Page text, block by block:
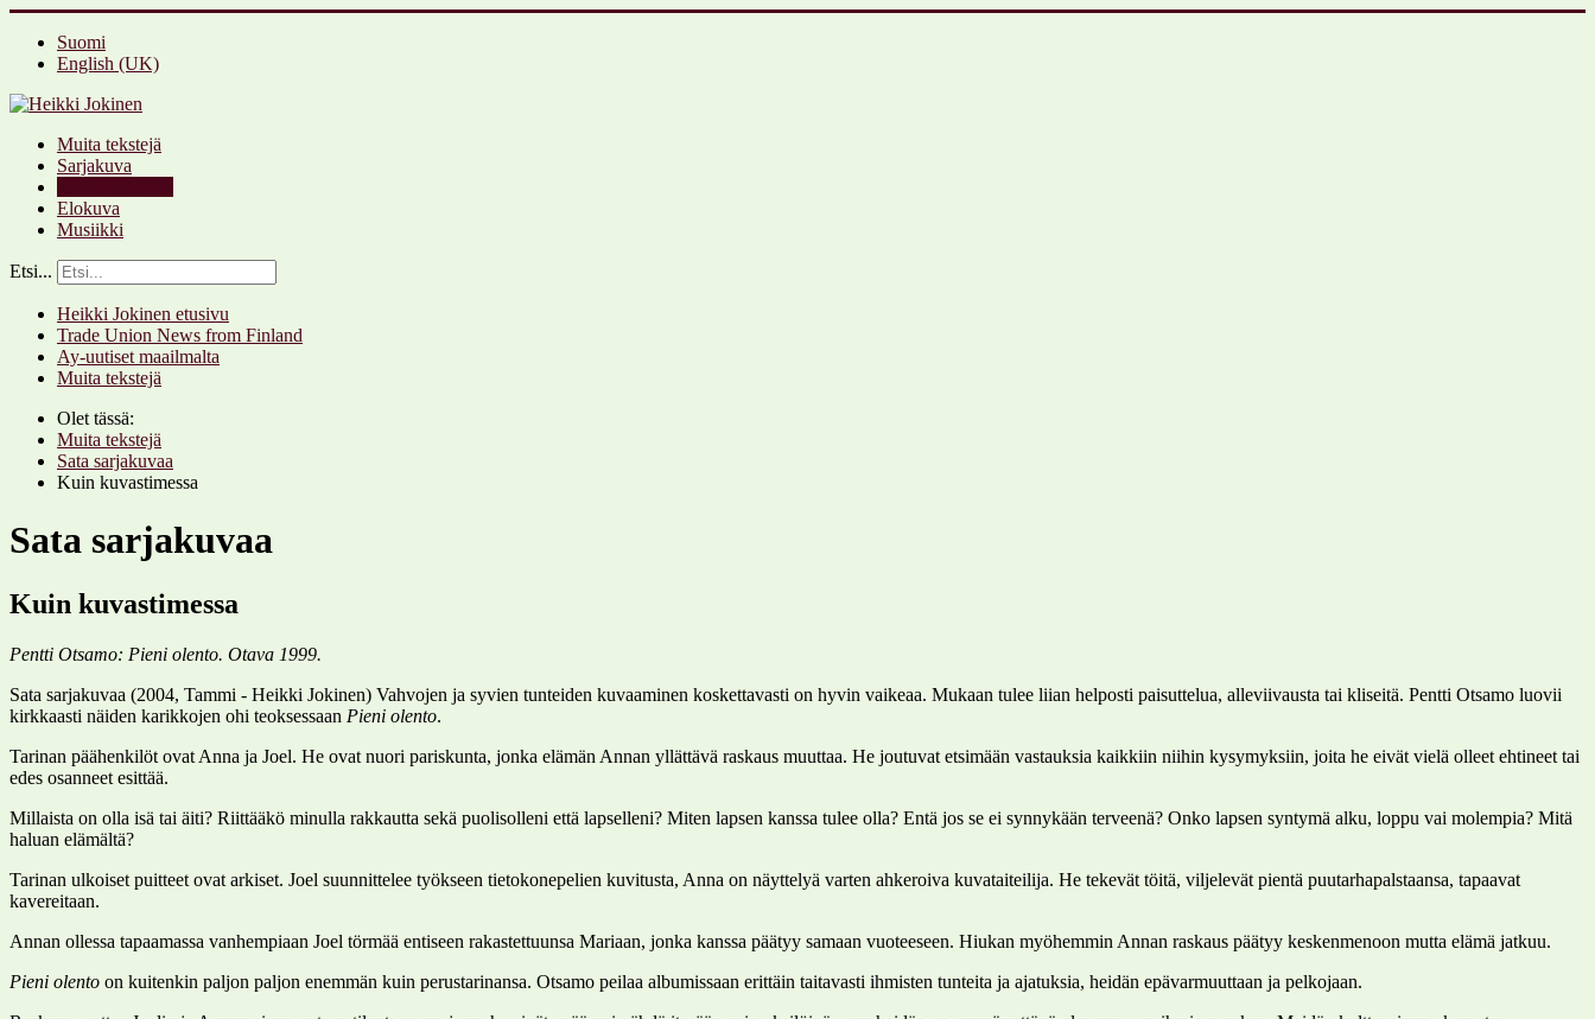
Suomi
English (UK)
Muita tekstejä
Sarjakuva
Elokuva
Musiikki
Etsi...
Heikki Jokinen etusivu
Trade Union News from Finland
Ay-uutiset maailmalta
Muita tekstejä
Olet tässä:
Muita tekstejä
Sata sarjakuvaa
Kuin kuvastimessa
Sata sarjakuvaa
Kuin kuvastimessa
Pentti Otsamo: Pieni olento. Otava 1999.
Sata sarjakuvaa (2004, Tammi - Heikki Jokinen) Vahvojen ja syvien tunteiden kuvaaminen koskettavasti on hyvin vaikeaa. Mukaan tulee liian helposti paisuttelua, alleviivausta tai kliseitä. Pentti Otsamo luovii
kirkkaasti näiden karikkojen ohi teoksessaan Pieni olento.
Tarinan päähenkilöt ovat Anna ja Joel. He ovat nuori pariskunta, jonka elämän Annan yllättävä raskaus muuttaa. He joutuvat etsimään vastauksia kaikkiin niihin kysymyksiin, joita he eivät vielä olleet ehtineet tai
edes osanneet esittää.
Millaista on olla isä tai äiti? Riittääkö minulla rakkautta sekä puolisolleni että lapselleni? Miten lapsen kanssa tulee olla? Entä jos se ei synnykään terveenä? Onko lapsen syntymä alku, loppu vai molempia? Mitä
haluan elämältä?
Tarinan ulkoiset puitteet ovat arkiset. Joel suunnittelee työkseen tietokonepelien kuvitusta, Anna on näyttelyä varten ahkeroiva kuvataiteilija. He tekevät töitä, viljelevät pientä puutarhapalstaansa, tapaavat
kavereitaan.
Annan ollessa tapaamassa vanhempiaan Joel törmää entiseen rakastettuunsa Mariaan, jonka kanssa päätyy samaan vuoteeseen. Hiukan myöhemmin Annan raskaus päätyy keskenmenoon mutta elämä jatkuu.
Pieni olento on kuitenkin paljon paljon enemmän kuin perustarinansa. Otsamo peilaa albumissaan erittäin taitavasti ihmisten tunteita ja ajatuksia, heidän epävarmuuttaan ja pelkojaan.